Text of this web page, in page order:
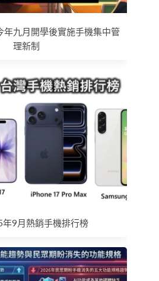
年九月開學後實施手機集中管
理新制
9月熱銷手機排行榜